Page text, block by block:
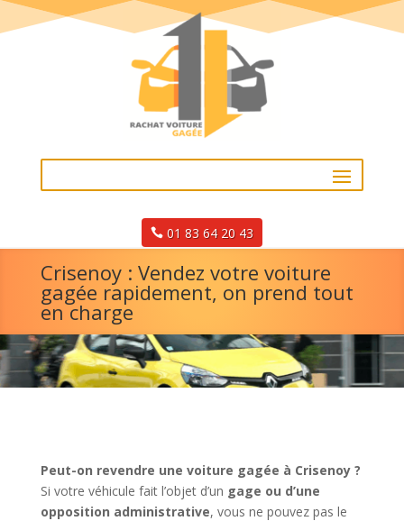
01 83 64 20 43
Crisenoy : Vendez votre voiture
gagée rapidement, on prend tout
en charge
Peut-on revendre une voiture gagée à Crisenoy ?
Si votre véhicule fait l’objet d’un gage ou d’une
opposition administrative, vous ne pouvez pas le